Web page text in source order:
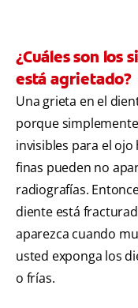
¿Cuáles son los
está agrietado?
Una grieta en el
porque
invisibles para el
finas pueden no
radiografías.
diente está
aparezca cuando
usted exponga los
o frías.